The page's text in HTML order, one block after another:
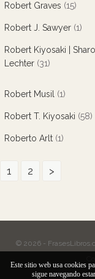
Robert Graves (15)
Robert J. Sawyer (1)
Robert Kiyosaki |
Lechter (31)
Robert Musil (1)
Robert T. Kiyosaki (58)
Roberto Arlt (1)
1 2 >
© 2026 -
Este sitio web usa cookies
sigue navegando